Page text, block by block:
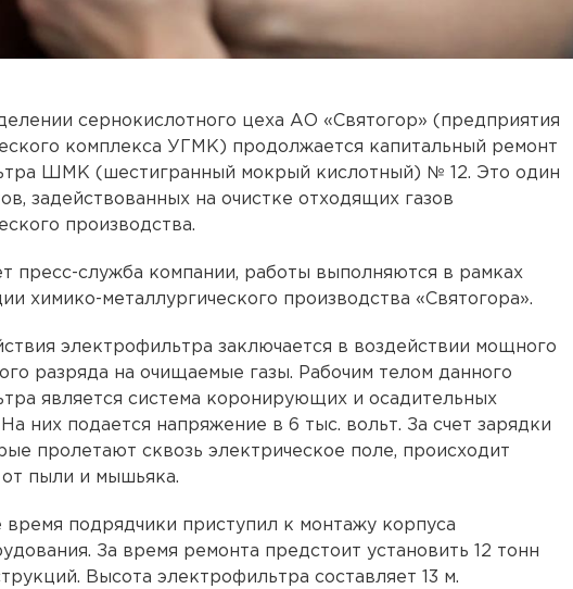
сернокислотного цеха АО «Святогор» (предприятия
комплекса УГМК) продолжается капитальный ремонт
ШМК (шестигранный мокрый кислотный) № 12. Это один
задействованных на очистке отходящих газов
производства.
пресс-служба компании, работы выполняются в рамках
химико-металлургического производства «Святогора».
электрофильтра заключается в воздействии мощного
разряда на очищаемые газы. Рабочим телом данного
является система коронирующих и осадительных
них подается напряжение в 6 тыс. вольт. За счет зарядки
пролетают сквозь электрическое поле, происходит
от пыли и мышьяка.
время подрядчики приступил к монтажу корпуса
За время ремонта предстоит установить 12 тонн
Высота электрофильтра составляет 13 м.